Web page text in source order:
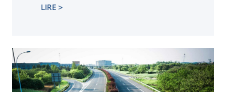
LIRE >